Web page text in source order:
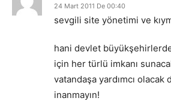
24 Mart 2011 De 00:40
sevgili site yönetimi ve
hani devlet
için her türlü imkanı
vatandaşa yardımcı olacak
inanmayın!